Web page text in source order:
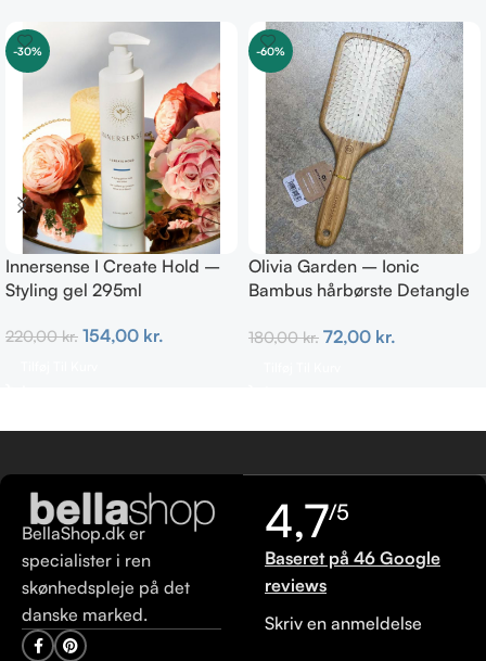
-30%
Innersense I Create Hold –
Styling gel 295ml
220,00kr. 154,00 kr.
-60%
Olivia Garden – Ionic
Bambus hårbørste Detangle
180,00kr. 72,00 kr.
BellaShop.dk er
specialister i ren
skønhedspleje på det
danske marked.
4,7/5
Baseret på 46 Google
reviews
Skriv en anmeldelse